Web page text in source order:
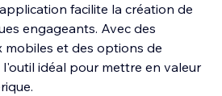
facilite la création de
engageants. Avec des
mobiles et des options de
l'outil idéal pour mettre en valeur